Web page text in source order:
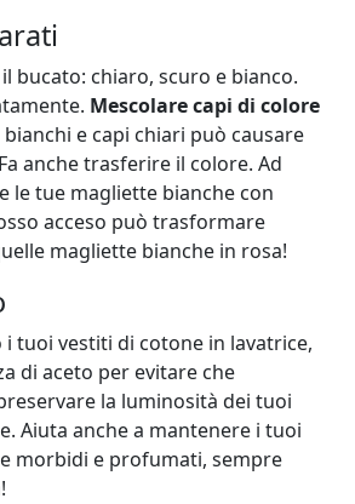
bucato: chiaro, scuro e bianco.
Mescolare capi di colore
bianchi e capi chiari può causare
anche trasferire il colore. Ad
le tue magliette bianche con
acceso può trasformare
magliette bianche in rosa!
i tuoi vestiti di cotone in lavatrice,
di aceto per evitare che
la luminosità dei tuoi
Aiuta anche a mantenere i tuoi
morbidi e profumati, sempre